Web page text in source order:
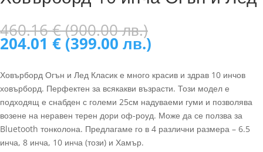
460.16€(900.00 лв.)Original
price
was:
460.16 €
(900.00
лв.).
204.01 € (399.00 лв.)
е:
204.01 €
(399.00
лв.).
Ховърборд Огън и Лед Класик е много красив и здрав 10 инчов
ховърборд. Перфектен за всякакви възрасти. Този модел е
подходящ е снабден с големи 25см надуваеми гуми и позволява
возене на неравен терен дори оф-роуд. Може да се ползва за
Bluetooth тонколона. Предлагаме го в 4 различни размера – 6.5
инча, 8 инча, 10 инча (този) и Хамър.